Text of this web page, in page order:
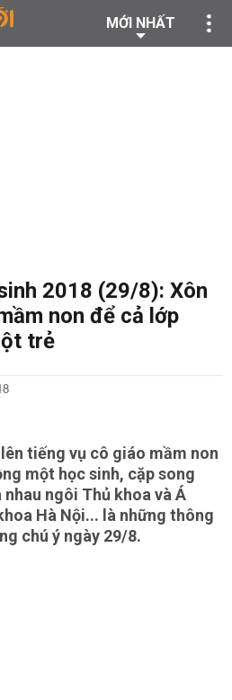
MỚI NHẤT
2018 (29/8): Xôn
non để cả lớp
trẻ
tiếng vụ cô giáo mầm non
một học sinh, cặp song
ngôi Thủ khoa và Á
Hà Nội... là những thông
chú ý ngày 29/8.